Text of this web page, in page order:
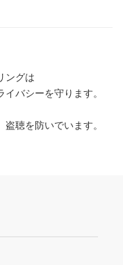
ングは
バシーを守ります。
聴を防いでいます。